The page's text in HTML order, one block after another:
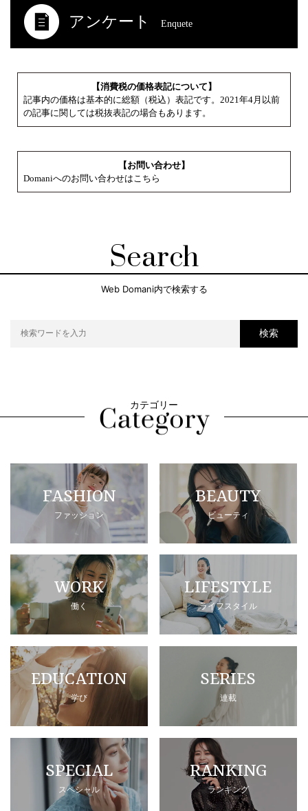
アンケート Enquete
【消費税の価格表記について】
記事内の価格は基本的に総額（税込）表記です。2021年4月以前
の記事に関しては税抜表記の場合もあります。
【お問い合わせ】
Domaniへのお問い合わせはこちら
Search
Web Domani内で検索する
検索
カテゴリー
FASHION
ファッション
BEAUTY
ビューティ
WORK
働く
LIFESTYLE
ライフスタイル
EDUCATION
学び
SERIES
連載
SPECIAL
スペシャル
RANKING
ランキング